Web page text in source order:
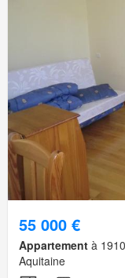
55 000 €
Appartement à
Aquitaine